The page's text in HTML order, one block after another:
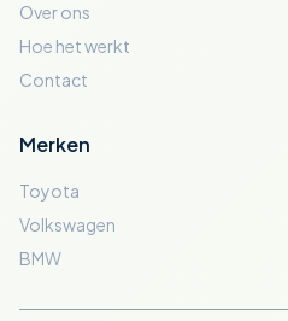
Over ons
Hoe het werkt
Contact
Merken
Toyota
Volkswagen
BMW